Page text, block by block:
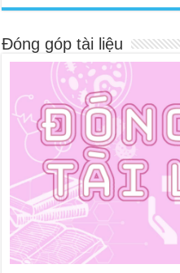
Đóng góp tài liệu